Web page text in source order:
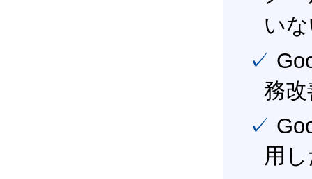
い
✓ Google Workspace（旧G Suite） を活用し、業
務
✓ Google Workspace（旧G Suite） を最大限に活
用